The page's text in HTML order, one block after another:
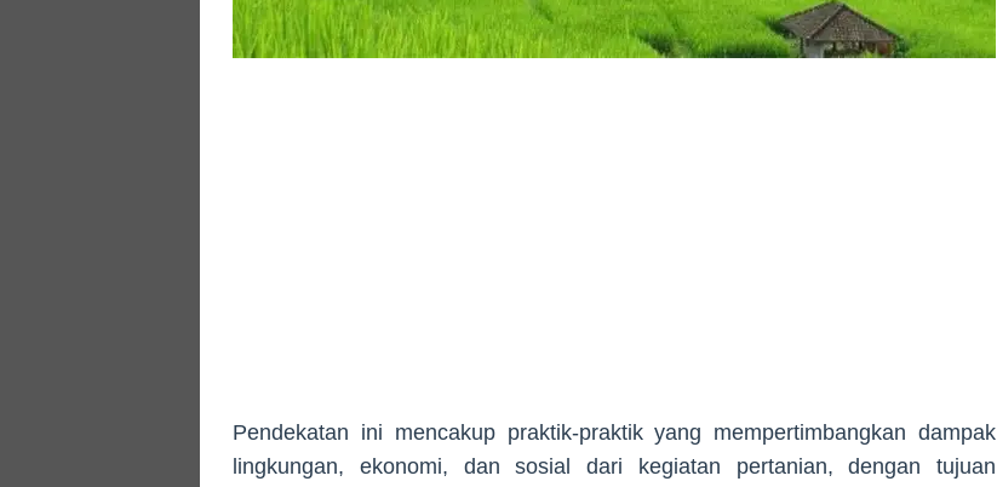
Pendekatan ini mencakup praktik-praktik yang mempertimbangkan dampak
lingkungan, ekonomi, dan sosial dari kegiatan pertanian, dengan tujuan